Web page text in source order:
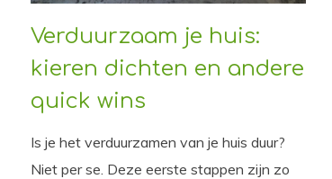
Verduurzaam je huis:
kieren dichten en andere
quick wins
Is je het verduurzamen van je huis duur?
Niet per se. Deze eerste stappen zijn zo